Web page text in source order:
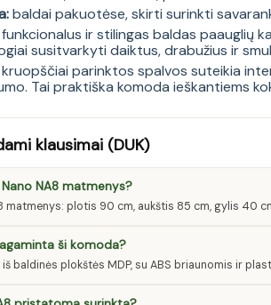
baldai pakuotėse, skirti surinkti
ir stilingas baldas paauglių
susitvarkyti daiktus, drabužius ir
parinktos spalvos suteikia
Tai praktiška komoda ieškantiems
klausimai (DUK)
NA8 matmenys?
matmenys: plotis 90 cm, aukštis 85 cm, gylis 40
ši komoda?
baldinės plokštės MDP, su ABS briaunomis ir